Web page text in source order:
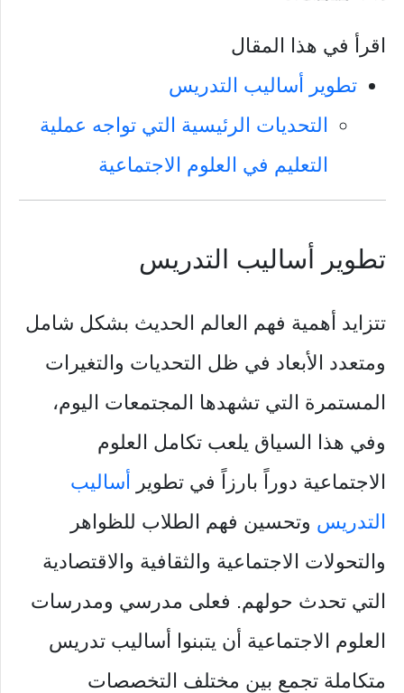
اقرأ في هذا المقال
تطوير أساليب التدريس
التحديات الرئيسية التي تواجه عملية
التعليم في العلوم الاجتماعية
تطوير أساليب التدريس
تتزايد أهمية فهم العالم الحديث بشكل شامل
ومتعدد الأبعاد في ظل التحديات والتغيرات
المستمرة التي تشهدها المجتمعات اليوم،
وفي هذا السياق يلعب تكامل العلوم
الاجتماعية دوراً بارزاً في تطوير أساليب
التدريس وتحسين فهم الطلاب للظواهر
والتحولات الاجتماعية والثقافية والاقتصادية
التي تحدث حولهم. فعلى مدرسي ومدرسات
العلوم الاجتماعية أن يتبنوا أساليب تدريس
متكاملة تجمع بين مختلف التخصصات